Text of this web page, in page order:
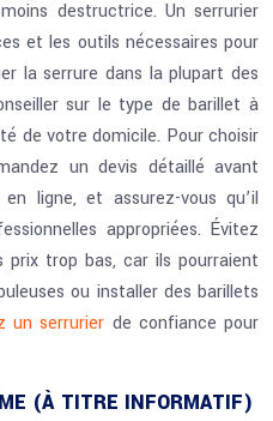
destructrice. Un serrurier
et les outils nécessaires pour
la serrure dans la plupart des
sur le type de barillet à
de votre domicile. Pour choisir
un devis détaillé avant
ligne, et assurez-vous qu’il
appropriées. Évitez
prix trop bas, car ils pourraient
ou installer des barillets
un serrurier de confiance pour
(À TITRE INFORMATIF)